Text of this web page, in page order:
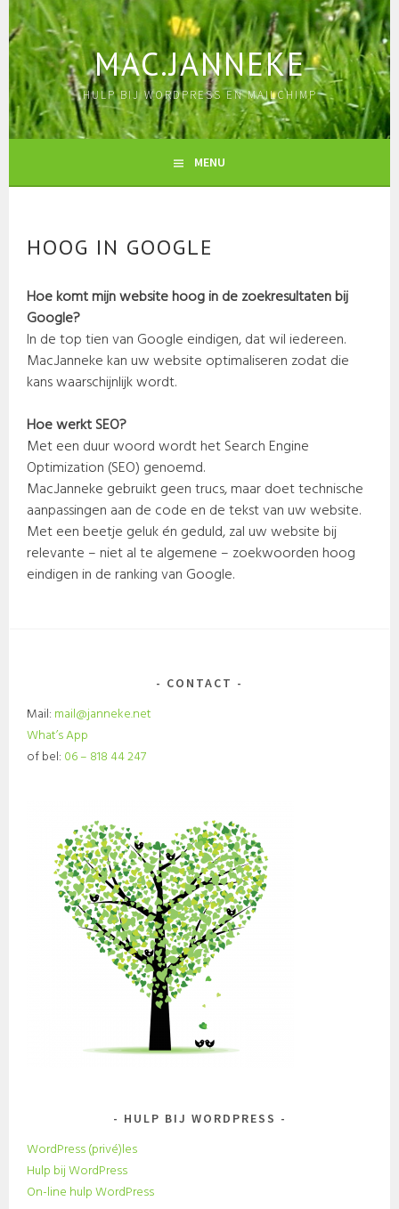
Skip
to
content
MAC.JANNEKE
HULP BIJ WORDPRESS EN MAILCHIMP
MENU
HOOG IN GOOGLE
Hoe komt mijn website hoog in de zoekresultaten bij
Google?
In de top tien van Google eindigen, dat wil iedereen.
Mac.Janneke kan uw website optimaliseren zodat die
kans waarschijnlijk wordt.
Hoe werkt SEO?
Met een duur woord wordt het Search Engine
Optimization (SEO) genoemd.
Mac.Janneke gebruikt geen trucs, maar doet technische
aanpassingen aan de code en de tekst van uw website.
Met een beetje geluk én geduld, zal uw website bij
relevante – niet al te algemene – zoekwoorden hoog
eindigen in de ranking van Google.
CONTACT
Mail: mail@janneke.net
What’s App
of bel: 06 – 818 44 247
HULP BIJ WORDPRESS
WordPress (privé)les
Hulp bij WordPress
On-line hulp WordPress